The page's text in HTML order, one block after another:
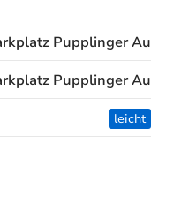
Pupplinger Au
Pupplinger Au
leicht